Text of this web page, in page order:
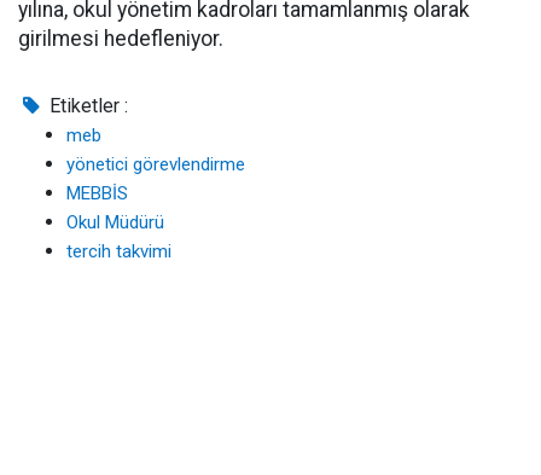
yılına, okul yönetim kadroları tamamlanmış olarak
girilmesi hedefleniyor.
Etiketler :
meb
yönetici görevlendirme
MEBBİS
Okul Müdürü
tercih takvimi